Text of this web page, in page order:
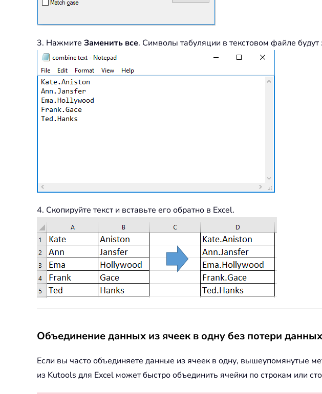
3. Нажмите Заменить все. Символы табуляции в текстовом файле
4. Скопируйте текст и вставьте его обратно в Excel.
Объединение данных из ячеек в одну без потери
Если вы часто объединяете данные из ячеек в одну, вышеупомянутые
из Kutools для Excel может быстро объединить ячейки по строкам или